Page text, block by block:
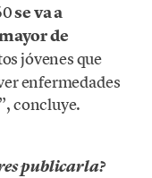
se va a
de
jóvenes que
enfermedades
concluye.
publicarla?